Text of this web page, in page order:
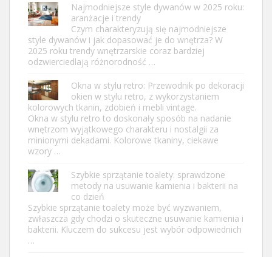
Najmodniejsze style dywanów w 2025 roku:
aranżacje i trendy
Czym charakteryzują się najmodniejsze
style dywanów i jak dopasować je do wnętrza? W
2025 roku trendy wnętrzarskie coraz bardziej
odzwierciedlają różnorodność …
Okna w stylu retro: Przewodnik po dekoracji
okien w stylu retro, z wykorzystaniem
kolorowych tkanin, zdobień i mebli vintage.
Okna w stylu retro to doskonały sposób na nadanie
wnętrzom wyjątkowego charakteru i nostalgii za
minionymi dekadami. Kolorowe tkaniny, ciekawe
wzory …
Szybkie sprzątanie toalety: sprawdzone
metody na usuwanie kamienia i bakterii na
co dzień
Szybkie sprzątanie toalety może być wyzwaniem,
zwłaszcza gdy chodzi o skuteczne usuwanie kamienia i
bakterii. Kluczem do sukcesu jest wybór odpowiednich
…